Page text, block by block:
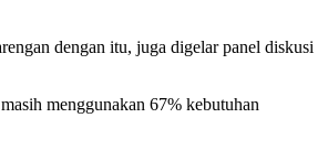
dengan itu, juga digelar panel diskusi
menggunakan 67% kebutuhan